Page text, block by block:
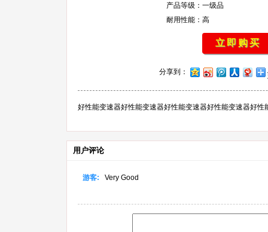
产品等级： 一级品
耐用性能： 高
立即购买
分享到：
好性能变速器好性能变速器好性能变速器好性能变速器好
用户评论
游客: Very Good